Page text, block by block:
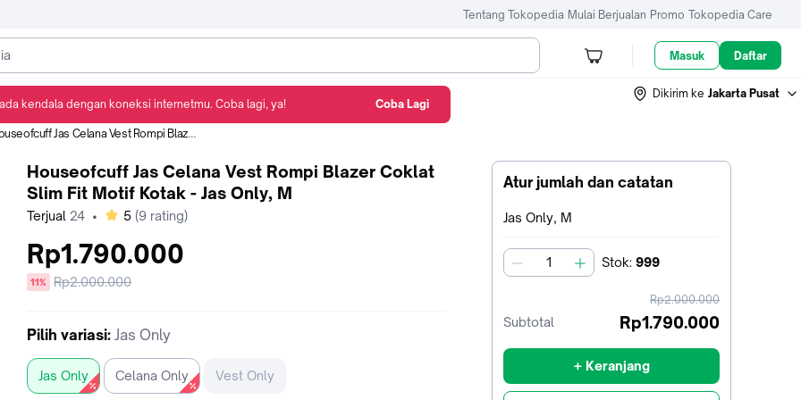
Tentang Tokopedia Mulai Berjualan Promo Tokopedia Care
Masuk Daftar
Dikirim ke Jakarta Pusat
Jas Celana Vest Rompi Blazer Coklat Slim Fit Motif Kotak - Jas Only, M
Atur jumlah dan catatan
Terpilih:
Jas Only, M
jumlah Stok: 999
harga
sebelum
Rp2.000.000
Subtotal Rp1.790.000
+ Keranjang
Houseofcuff Jas Celana Vest Rompi Blazer Coklat
Slim Fit Motif Kotak - Jas Only, M
Terjual 24 • bintang
5 (9 rating)
Rp1.790.000
diskon
11%
Harga
Rp2.000.000
Pilih variasi: Jas Only
Jas Only Celana Only Vest Only
kendala dengan koneksi internetmu. Coba lagi, ya! Coba Lagi